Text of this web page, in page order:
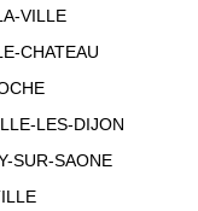
VILLE
CHATEAU
LES-DIJON
SUR-SAONE